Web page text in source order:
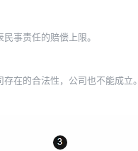
事责任的赔偿上限。
在的合法性，公司也不能成立。